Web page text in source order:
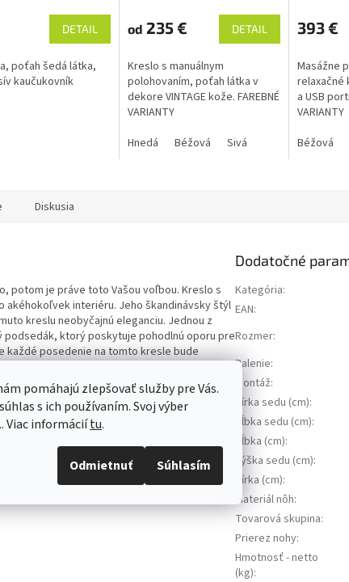
pomáhajú zlepšovať služby pre Vás.
s ich používaním. Svoj výber
Viac informáciítu.
Odmietnuť Súhlasím
DETAIL
poťah šedá látka,
kaučukovník
od 235 € DETAIL
Kreslo s manuálnym
polohovaním, poťah látka v
dekore VINTAGE kože. FAREBNÉ
VARIANTY
Hnedá
Béžová Sivá
393 €
Masážne
relaxačné
a USB
VARIANTY
Béžová
Diskusia
potom je práve toto Vašou voľbou. Kreslo s
akéhokoľvek interiéru. Jeho škandinávsky štýl
kreslu neobyčajnú eleganciu. Jednou z
ktorý poskytuje pohodlnú oporu pre
každé posedenie na tomto kresle bude
zašpineniu.
Dodatočné
Kategória:
EAN:
Rozmer:
Balenie:
Montáž:
Šírka sedu (cm):
Hĺbka sedu (cm):
Hĺbka (cm):
Výška sedu (cm):
Šírka (cm):
Materiál nôh:
Tovarová skupina:
Prierez nohy:
Hmotnosť - netto
(kg):